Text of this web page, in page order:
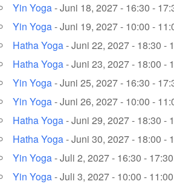
Yin Yoga- Juni 18, 2027 - 16:30 -
Yin Yoga- Juni 19, 2027 - 10:00 -
Hatha Yoga- Juni 22, 2027 - 18:30 -
Hatha Yoga- Juni 23, 2027 - 18:00 -
Yin Yoga- Juni 25, 2027 - 16:30 -
Yin Yoga- Juni 26, 2027 - 10:00 -
Hatha Yoga- Juni 29, 2027 - 18:30 -
Hatha Yoga- Juni 30, 2027 - 18:00 -
Yin Yoga- Juli 2, 2027 - 16:30 - 17:30
Yin Yoga- Juli 3, 2027 - 10:00 - 11:00